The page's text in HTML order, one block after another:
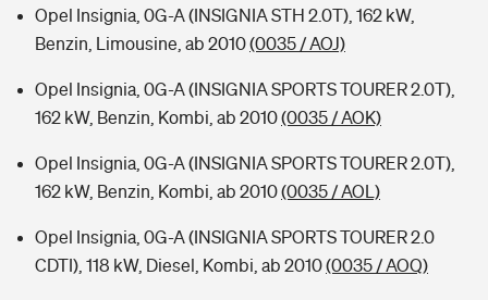
Opel Insignia, 0G-A (INSIGNIA STH 2.0T), 162 kW,
Benzin, Limousine, ab 2010(0035 / AOJ)
Opel Insignia, 0G-A (INSIGNIA SPORTS TOURER 2.0T),
162 kW, Benzin, Kombi, ab 2010(0035 / AOK)
Opel Insignia, 0G-A (INSIGNIA SPORTS TOURER 2.0T),
162 kW, Benzin, Kombi, ab 2010(0035 / AOL)
Opel Insignia, 0G-A (INSIGNIA SPORTS TOURER 2.0
CDTI), 118 kW, Diesel, Kombi, ab 2010(0035 / AOQ)